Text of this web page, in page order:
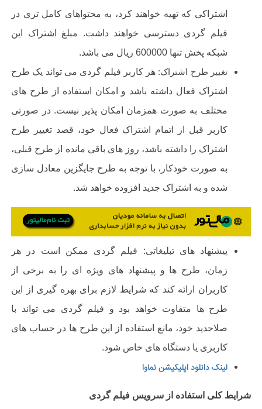
اشتراکی که تهیه خواهند کرد، به محتواهای کامل تری در
فیلم گردی دسترسی خواهند داشت. مبلغ اشتراک این
شبکه پخش تنها 600000 ریال می باشد.
تغییر طرح اشتراک: هر کاربر فیلم گردی می تواند یک طرح
اشتراک فعال داشته باشد و امکان استفاده از طرح های
مختلف به صورت همزمان امکان پذیر نیست. در صورتی
کاربر قبل از اتمام اشتراک فعال خود، قصد تغییر طرح
اشتراک را داشته باشد، روز های باقی مانده از طرح قبلی،
به صورت خودکار، با توجه به طرح جایگزین معادل سازی
شده و به اشتراک جدید افزوده خواهد شد.
پیشنهاد های تبلیغاتی: فیلم گردی ممکن است در هر
زمان، طرح ها و پیشنهاد های ویژه ای را به برخی از
کاربران ارائه کند که شرایط لازم برای بهره گیری از این
طرح ها متفاوت خواهد بود و فیلم گردی می تواند با
صلاحدید خود، مانع استفاده از این طرح ها در حساب های
کاربری یا دستگاه های خاص شود.
لینک دانلود اپلیکیشن نماوا
شرایط کلی استفاده از سرویس فیلم گردی